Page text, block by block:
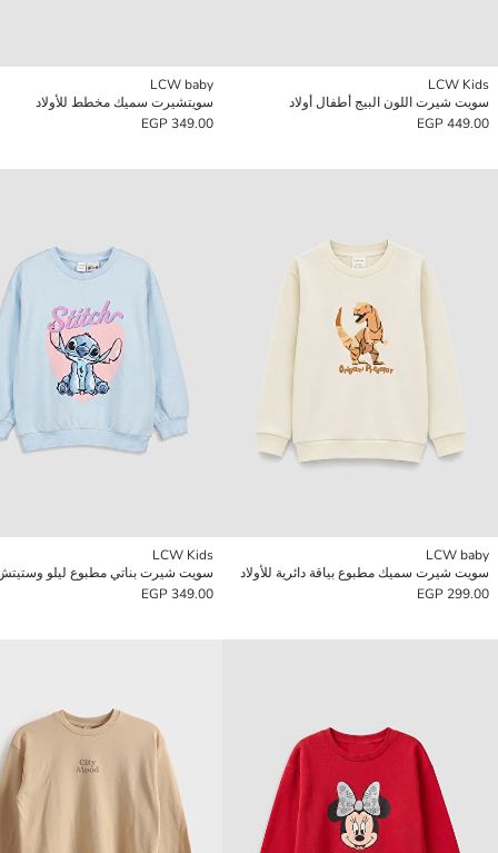
LCW Kids
سويت شيرت اللون البيج أطفال أولاد
449.00 EGP
LCW baby
سويتشيرت سميك مخطط للأولاد
349.00 EGP
LCW baby
سويت شيرت سميك مطبوع بياقة دائرية للأولاد
299.00 EGP
LCW Kids
349.00 EGP